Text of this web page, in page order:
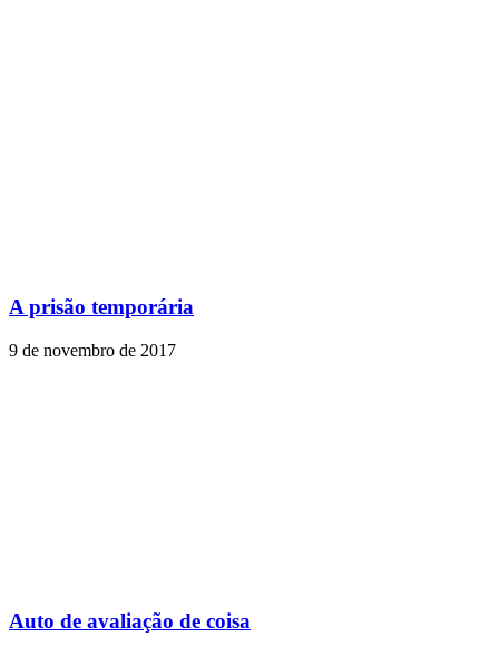
A prisão temporária
9 de novembro de 2017
Auto de avaliação de coisa